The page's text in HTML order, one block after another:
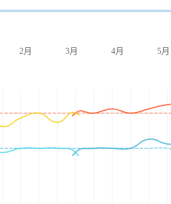
2月 3月 4月 5月